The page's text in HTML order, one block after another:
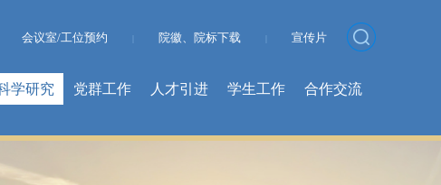
会议室/工位预约 院徽、院标下载 宣传片
学研究 党群工作 人才引进 学生工作 合作交流